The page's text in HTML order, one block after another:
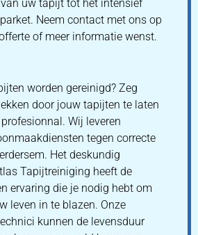
uw tapijt tot het intensief
Neem contact met ons op
of meer informatie wenst.
worden gereinigd? Zeg
door jouw tapijten te laten
Wij leveren
tegen correcte
Het deskundig
Tapijtreiniging heeft de
ervaring die je nodig hebt om
leven in te blazen. Onze
kunnen de levensduur